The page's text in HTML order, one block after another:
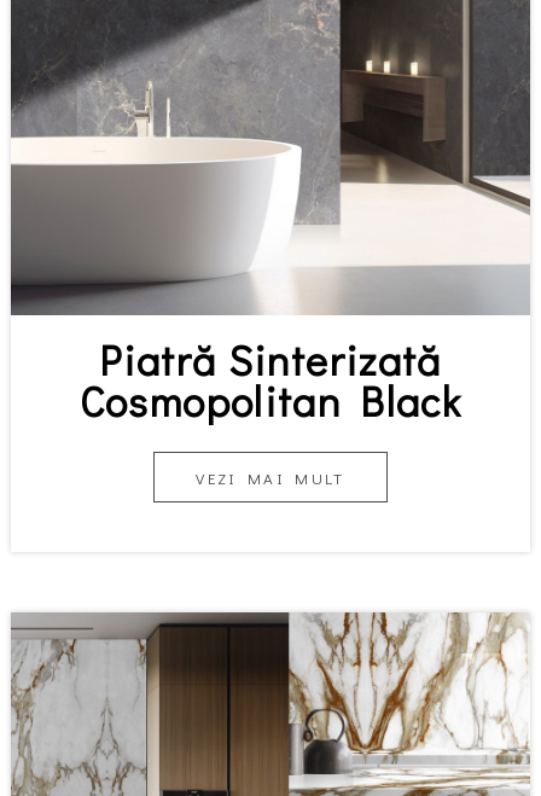
Piatră Sinterizată
Cosmopolitan Black
VEZI MAI MULT